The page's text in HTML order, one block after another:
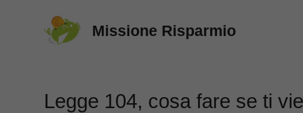
Missione Risparmio
Legge 104, cosa fare se ti